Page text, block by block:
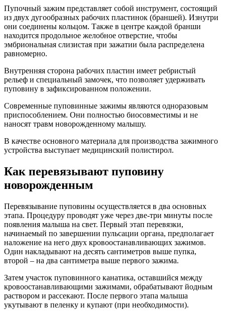
Пупочный зажим представляет собой инструмент, состоящий
из двух дугообразных рабочих пластинок (браншей). Изнутри
они соединены кольцом. Также в центре каждой бранши
находится продольное желобное отверстие, чтобы
эмбриональная слизистая при зажатии была распределена
равномерно.
Внутренняя сторона рабочих пластин имеет ребристый
рельеф и специальный замочек, что позволяет удерживать
пуповину в зафиксированном положении.
Современные пуповинные зажимы являются одноразовым
приспособлением. Они полностью биосовместимы и не
наносят травм новорожденному малышу.
В качестве основного материала для производства зажимного
устройства выступает медицинский полистирол.
Как перевязывают пуповину
новорожденным
Перевязывание пуповины осуществляется в два основных
этапа. Процедуру проводят уже через две-три минуты после
появления малыша на свет. Первый этап перевязки,
начинаемый по завершении пульсации органа, предполагает
наложение на него двух кровоостанавливающих зажимов.
Один накладывают на десять сантиметров выше пупка,
второй – на два сантиметра выше первого зажима.
Затем участок пуповинного канатика, оставшийся между
кровоостанавливающими зажимами, обрабатывают йодным
раствором и рассекают. После первого этапа малыша
укутывают в пеленку и купают (при необходимости).